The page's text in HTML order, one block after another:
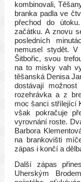
kombinovali,
branka padla ve
přechod do
začátku. A znovu
posledních
nemusel stydět.
Šitbořic, svou
na to misky vah
těšanská Denisa
dostávají
rozehrávka a z
moc šanci střílející
však pokračuje
vyrovnání roste.
Barbora
na brankovišti
zápas i končí a
Další zápas
Uherským